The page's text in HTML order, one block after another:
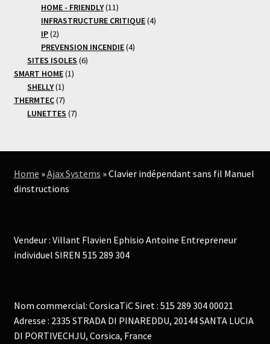
produits
HOME - FRIENDLY 1111
produits
INFRASTRUCTURE CRITIQUE 44
IP 22
produits
PREVENSION INCENDIE 44
SITES ISOLES 66
SMART HOME 11
SHELLY 11
produit
THERMTEC 77
produits
LUNETTES 77
Home »Ajax Systems »Clavier indépendant sans fil Manuel
dinstructions
Vendeur : Villant Flavien Ephisio Antoine Entrepreneur
individuel SIREN 515 289 304
Nom commercial: CorsicaTiC Siret : 515 289 304 00021
Adresse : 2335 STRADA DI PINAREDDU, 20144 SANTA LUCIA
DI PORTIVECHJU, Corsica, France